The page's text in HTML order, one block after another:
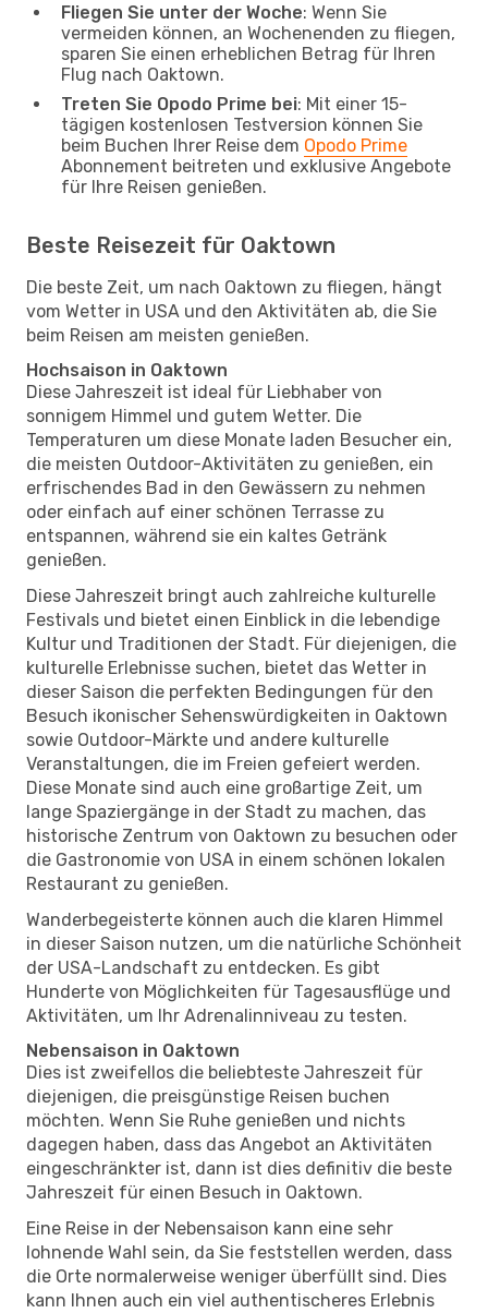
Fliegen Sie unter der Woche: Wenn Sie
vermeiden können, an Wochenenden zu fliegen,
sparen Sie einen erheblichen Betrag für Ihren
Flug nach Oaktown.
Treten Sie Opodo Prime bei: Mit einer 15-
tägigen kostenlosen Testversion können Sie
beim Buchen Ihrer Reise dem Opodo Prime
Abonnement beitreten und exklusive Angebote
für Ihre Reisen genießen.
Beste Reisezeit für Oaktown
Die beste Zeit, um nach Oaktown zu fliegen, hängt
vom Wetter in USA und den Aktivitäten ab, die Sie
beim Reisen am meisten genießen.
Hochsaison in Oaktown
Diese Jahreszeit ist ideal für Liebhaber von
sonnigem Himmel und gutem Wetter. Die
Temperaturen um diese Monate laden Besucher ein,
die meisten Outdoor-Aktivitäten zu genießen, ein
erfrischendes Bad in den Gewässern zu nehmen
oder einfach auf einer schönen Terrasse zu
entspannen, während sie ein kaltes Getränk
genießen.
Diese Jahreszeit bringt auch zahlreiche kulturelle
Festivals und bietet einen Einblick in die lebendige
Kultur und Traditionen der Stadt. Für diejenigen, die
kulturelle Erlebnisse suchen, bietet das Wetter in
dieser Saison die perfekten Bedingungen für den
Besuch ikonischer Sehenswürdigkeiten in Oaktown
sowie Outdoor-Märkte und andere kulturelle
Veranstaltungen, die im Freien gefeiert werden.
Diese Monate sind auch eine großartige Zeit, um
lange Spaziergänge in der Stadt zu machen, das
historische Zentrum von Oaktown zu besuchen oder
die Gastronomie von USA in einem schönen lokalen
Restaurant zu genießen.
Wanderbegeisterte können auch die klaren Himmel
in dieser Saison nutzen, um die natürliche Schönheit
der USA-Landschaft zu entdecken. Es gibt
Hunderte von Möglichkeiten für Tagesausflüge und
Aktivitäten, um Ihr Adrenalinniveau zu testen.
Nebensaison in Oaktown
Dies ist zweifellos die beliebteste Jahreszeit für
diejenigen, die preisgünstige Reisen buchen
möchten. Wenn Sie Ruhe genießen und nichts
dagegen haben, dass das Angebot an Aktivitäten
eingeschränkter ist, dann ist dies definitiv die beste
Jahreszeit für einen Besuch in Oaktown.
Eine Reise in der Nebensaison kann eine sehr
lohnende Wahl sein, da Sie feststellen werden, dass
die Orte normalerweise weniger überfüllt sind. Dies
kann Ihnen auch ein viel authentischeres Erlebnis